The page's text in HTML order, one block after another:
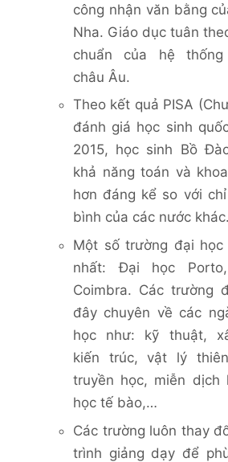
công nhận văn bằng
Nha. Giáo dục tuân
chuẩn của hệ thống
châu Âu.
Theo kết quả PISA
đánh giá học sinh
2015, học sinh Bồ
khả năng toán và
hơn đáng kể so với
bình của các nước khác.
Một số trường đại học
nhất: Đại học
Coimbra. Các trường
đây chuyên về các
học như: kỹ thuật,
kiến trúc, vật lý
truyền học, miễn dịch
học tế bào,…
Các trường luôn thay
trình giảng dạy để